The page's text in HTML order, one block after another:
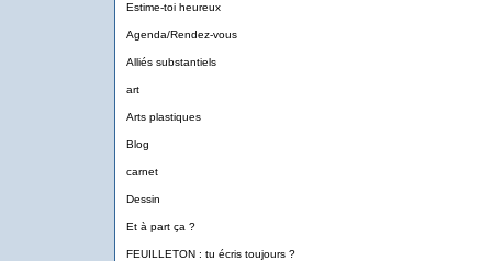
Estime-toi heureux
Agenda/Rendez-vous
Alliés substantiels
art
Arts plastiques
Blog
carnet
Dessin
Et à part ça ?
FEUILLETON : tu écris toujours ?